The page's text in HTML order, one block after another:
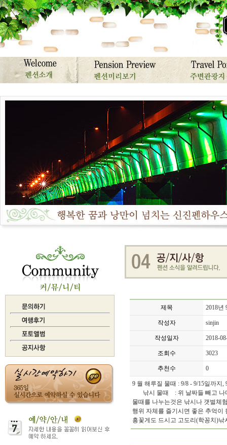
제목 2018년
작성자 sinjin
작성일자 2018-
조회수 3023
추천수 0
9 월 해루질 물때 : 9/8 - 9/15일까지,
낚시 물때 : 위 날짜들 빼고 나
물때를 나누는것은 낚시나 갯벌체
행위 자체를 즐기시면 좋은 추억이
흥꽃게도 드시고 고도리(학꽁치)